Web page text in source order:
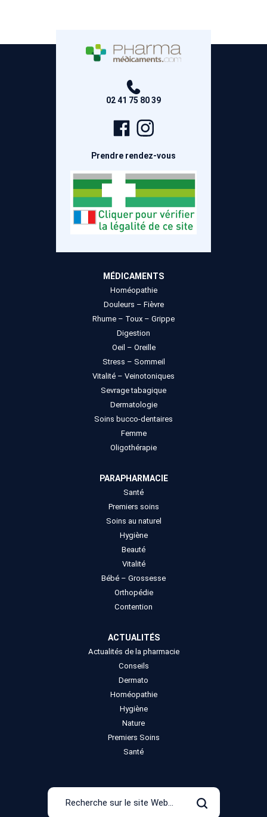
02 41 75 80 39
Page
Facebook
Prendre rendez-vous
MÉDICAMENTS
Homéopathie
Douleurs – Fièvre
Rhume – Toux – Grippe
Digestion
Oeil – Oreille
Stress – Sommeil
Vitalité – Veinotoniques
Sevrage tabagique
Dermatologie
Soins bucco-dentaires
Femme
Oligothérapie
PARAPHARMACIE
Santé
Premiers soins
Soins au naturel
Hygiène
Beauté
Vitalité
Bébé – Grossesse
Orthopédie
Contention
ACTUALITÉS
Actualités de la pharmacie
Conseils
Dermato
Homéopathie
Hygiène
Nature
Premiers Soins
Santé
Recherche
Rechercher